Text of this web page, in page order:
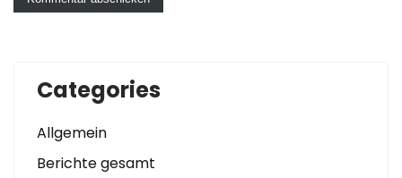
Categories
Allgemein
Berichte gesamt